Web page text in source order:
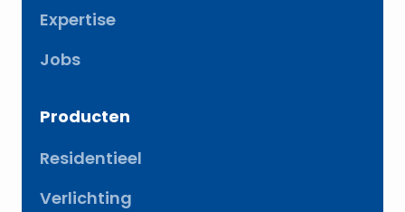
Expertise
Jobs
Producten
Residentieel
Verlichting